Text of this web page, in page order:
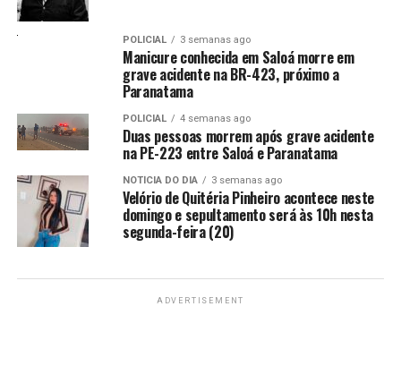
POLICIAL 3 semanas ago
Manicure conhecida em Saloá morre em
grave acidente na BR-423, próximo a
Paranatama
POLICIAL 4 semanas ago
Duas pessoas morrem após grave acidente
na PE-223 entre Saloá e Paranatama
NOTÍCIA DO DIA 3 semanas ago
Velório de Quitéria Pinheiro acontece neste
domingo e sepultamento será às 10h nesta
segunda-feira (20)
ADVERTISEMENT